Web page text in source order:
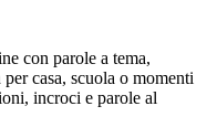
con parole a tema,
casa, scuola o momenti
incroci e parole al